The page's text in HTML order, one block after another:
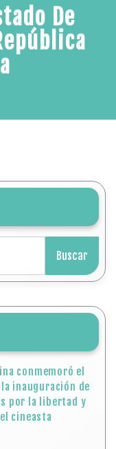
De
conmemoró el
inauguración de
por la libertad y
cineasta